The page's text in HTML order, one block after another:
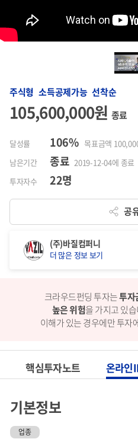
주식형 소득공제가능 선착순
105,600,000원 종료
달성률 106% 목표금액
남은기간
종료 2019-12-04에 종료
투자자수
22명
공
크라우드펀딩 투자는투자
높은 위험을 가지고 있
이해가 있는 경우에만 투자
(주)바질컴퍼니
더 많은 정보 보기
핵심투자노트 온라인
기본정보
업종